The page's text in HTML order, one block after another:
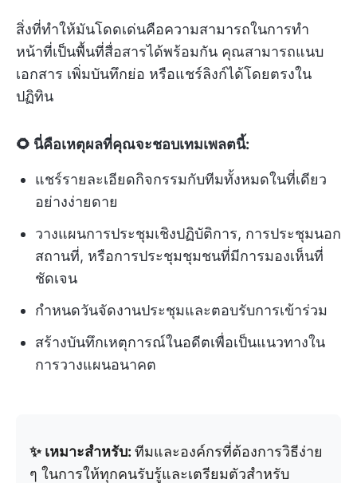
สิ่งที่ทำให้มันโดดเด่นคือความสามารถในการทำ
หน้าที่เป็นพื้นที่สื่อสารได้พร้อมกัน คุณสามารถแนบ
เอกสาร เพิ่มบันทึกย่อ หรือแชร์ลิงก์ได้โดยตรงใน
ปฏิทิน
🌻 นี่คือเหตุผลที่คุณจะชอบเทมเพลตนี้:
แชร์รายละเอียดกิจกรรมกับทีมทั้งหมดในที่เดียว
อย่างง่ายดาย
วางแผนการประชุมเชิงปฏิบัติการ, การประชุมนอก
สถานที่, หรือการประชุมชุมชนที่มีการมองเห็นที่
ชัดเจน
กำหนดวันจัดงานประชุมและตอบรับการเข้าร่วม
สร้างบันทึกเหตุการณ์ในอดีตเพื่อเป็นแนวทางใน
การวางแผนอนาคต
✨ เหมาะสำหรับ: ทีมและองค์กรที่ต้องการวิธีง่าย
ๆ ในการให้ทุกคนรับรู้และเตรียมตัวสำหรับ